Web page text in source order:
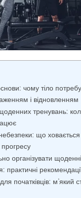
основи: чому тіло
і відновленням
тренувань:
що ховається
прогресу
організувати щоденні
практичні
початківців: м’який